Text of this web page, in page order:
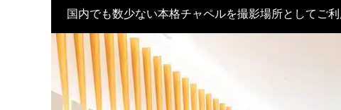
国内でも数少ない本格チャペルを撮影場所としてご利